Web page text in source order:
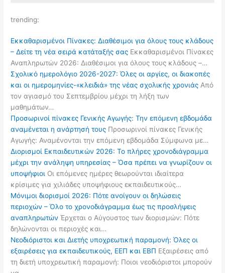
trending:
Εκκαθαρισμένοι Πίνακες: Διαθέσιμοι για όλους τους κλάδους
– Δείτε τη νέα σειρά κατάταξής σας Εκκαθαρισμένοι Πίνακες
Αναπληρωτών 2026: Διαθέσιμοι για όλους τους κλάδους –…
Σχολικό ημερολόγιο 2026-2027: Όλες οι αργίες, οι διακοπές
και οι ημερομηνίες-«κλειδιά» της νέας σχολικής χρονιάς Από
τον αγιασμό του Σεπτεμβρίου μέχρι τη λήξη των
μαθημάτων…
Προσωρινοί πίνακες Γενικής Αγωγής: Την επόμενη εβδομάδα
αναμένεται η ανάρτησή τους Προσωρινοί πίνακες Γενικής
Αγωγής: Αναμένονται την επόμενη εβδομάδα Σύμφωνα με…
Διορισμοί Εκπαιδευτικών 2026: Το πλήρες χρονοδιάγραμμα
μέχρι την ανάληψη υπηρεσίας – Όσα πρέπει να γνωρίζουν οι
υποψήφιοι Οι επόμενες ημέρες θεωρούνται ιδιαίτερα
κρίσιμες για χιλιάδες υποψήφιους εκπαιδευτικούς…
Μόνιμοι διορισμοί 2026: Πότε ανοίγουν οι δηλώσεις
περιοχών – Όλο το χρονοδιάγραμμα έως τις προσλήψεις
αναπληρωτών Έρχεται ο Αύγουστος των διορισμών: Πότε
δηλώνονται οι περιοχές και…
Νεοδιόριστοι και Διετής υποχρεωτική παραμονή: Όλες οι
εξαιρέσεις για εκπαιδευτικούς, ΕΕΠ και ΕΒΠ Εξαιρέσεις από
τη διετή υποχρεωτική παραμονή: Ποιοι νεοδιόριστοι μπορούν